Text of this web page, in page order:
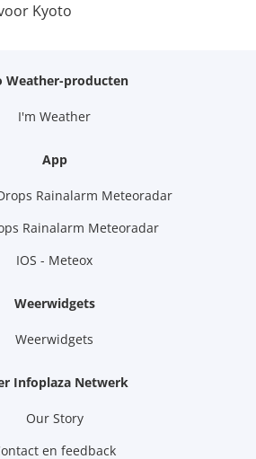
Kyoto
Weather-producten
I'm Weather
App
Rainalarm Meteoradar
Rainalarm Meteoradar
IOS - Meteox
Weerwidgets
Weerwidgets
Infoplaza Netwerk
Our Story
en feedback